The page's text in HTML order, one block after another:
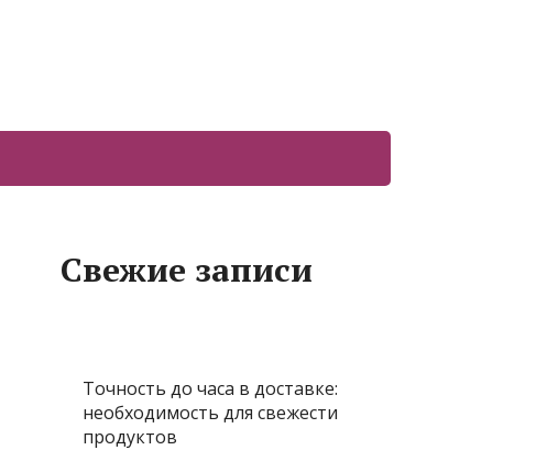
Свежие записи
Точность до часа в доставке:
необходимость для свежести
продуктов